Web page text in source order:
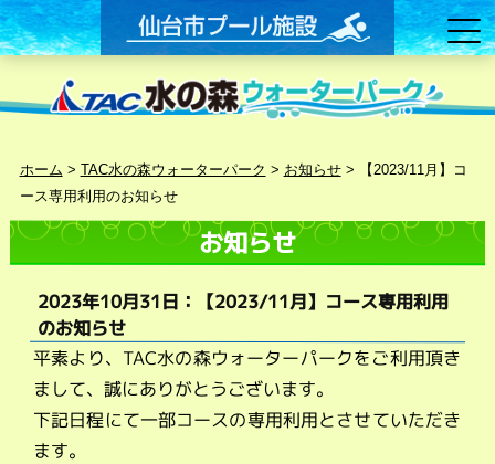
ホーム > TAC水の森ウォーターパーク > お知らせ>
【2023/11月】コ
ース専用利用のお知らせ
お知らせ
2023年10月31日：【2023/11月】コース専用利用
のお知らせ
平素より、TAC水の森ウォーターパークをご利用頂き
まして、誠にありがとうございます。
下記日程にて一部コースの専用利用とさせていただき
ます。